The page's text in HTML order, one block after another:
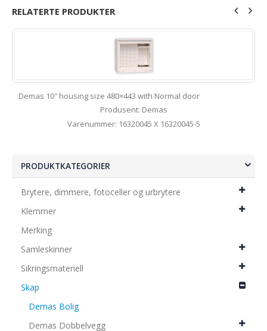
RELATERTE PRODUKTER
Demas 10″ housing size 480×443 with Normal door
Produsent: Demas
Varenummer: 16320045 X 16320045-5
PRODUKTKATEGORIER
Brytere, dimmere, fotoceller og urbrytere
Klemmer
Merking
Samleskinner
Sikringsmateriell
Skap
Demas Bolig
Demas Dobbelvegg